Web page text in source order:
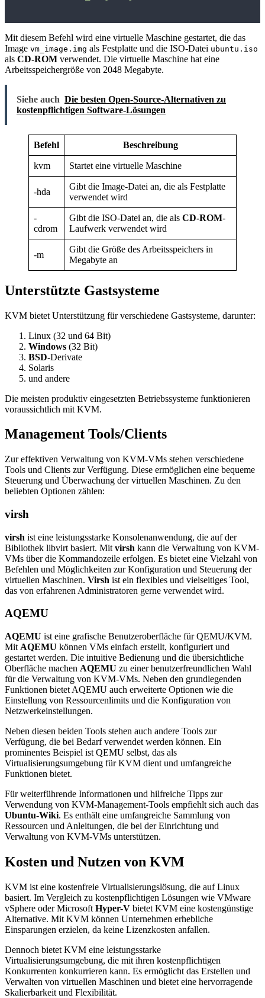
Mit diesem Befehl wird eine virtuelle Maschine gestartet, die das
Image vm_image.img als Festplatte und die ISO-Datei ubuntu.iso
als CD-ROM verwendet. Die virtuelle Maschine hat eine
Arbeitsspeichergröße von 2048 Megabyte.
Siehe auch Die besten Open-Source-Alternativen zu
kostenpflichtigen Software-Lösungen
Befehl Beschreibung
kvm Startet eine virtuelle Maschine
-hda
Gibt die Image-Datei an, die als Festplatte
verwendet wird
-
cdrom
Gibt die ISO-Datei an, die als CD-ROM-
Laufwerk verwendet wird
-m
Gibt die Größe des Arbeitsspeichers in
Megabyte an
Unterstützte Gastsysteme
KVM bietet Unterstützung für verschiedene Gastsysteme, darunter:
Linux (32 und 64 Bit)
Windows (32 Bit)
BSD-Derivate
Solaris
und andere
Die meisten produktiv eingesetzten Betriebssysteme funktionieren
voraussichtlich mit KVM.
Management Tools/Clients
Zur effektiven Verwaltung von KVM-VMs stehen verschiedene
Tools und Clients zur Verfügung. Diese ermöglichen eine bequeme
Steuerung und Überwachung der virtuellen Maschinen. Zu den
beliebten Optionen zählen:
virsh
virsh ist eine leistungsstarke Konsolenanwendung, die auf der
Bibliothek libvirt basiert. Mit virsh kann die Verwaltung von KVM-
VMs über die Kommandozeile erfolgen. Es bietet eine Vielzahl von
Befehlen und Möglichkeiten zur Konfiguration und Steuerung der
virtuellen Maschinen. Virsh ist ein flexibles und vielseitiges Tool,
das von erfahrenen Administratoren gerne verwendet wird.
AQEMU
AQEMU ist eine grafische Benutzeroberfläche für QEMU/KVM.
Mit AQEMU können VMs einfach erstellt, konfiguriert und
gestartet werden. Die intuitive Bedienung und die übersichtliche
Oberfläche machen AQEMU zu einer benutzerfreundlichen Wahl
für die Verwaltung von KVM-VMs. Neben den grundlegenden
Funktionen bietet AQEMU auch erweiterte Optionen wie die
Einstellung von Ressourcenlimits und die Konfiguration von
Netzwerkeinstellungen.
Neben diesen beiden Tools stehen auch andere Tools zur
Verfügung, die bei Bedarf verwendet werden können. Ein
prominentes Beispiel ist QEMU selbst, das als
Virtualisierungsumgebung für KVM dient und umfangreiche
Funktionen bietet.
Für weiterführende Informationen und hilfreiche Tipps zur
Verwendung von KVM-Management-Tools empfiehlt sich auch das
Ubuntu-Wiki. Es enthält eine umfangreiche Sammlung von
Ressourcen und Anleitungen, die bei der Einrichtung und
Verwaltung von KVM-VMs unterstützen.
Kosten und Nutzen von KVM
KVM ist eine kostenfreie Virtualisierungslösung, die auf Linux
basiert. Im Vergleich zu kostenpflichtigen Lösungen wie VMware
vSphere oder Microsoft Hyper-V bietet KVM eine kostengünstige
Alternative. Mit KVM können Unternehmen erhebliche
Einsparungen erzielen, da keine Lizenzkosten anfallen.
Dennoch bietet KVM eine leistungsstarke
Virtualisierungsumgebung, die mit ihren kostenpflichtigen
Konkurrenten konkurrieren kann. Es ermöglicht das Erstellen und
Verwalten von virtuellen Maschinen und bietet eine hervorragende
Skalierbarkeit und Flexibilität.